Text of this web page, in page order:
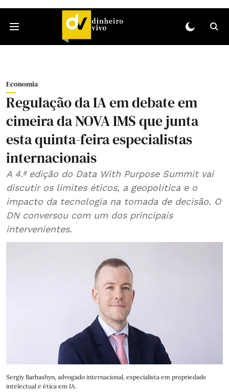
Economia
Regulação da IA em debate em
cimeira da NOVA IMS que junta
esta quinta-feira especialistas
internacionais
A 4.ª edição do Data With Purpose Summit vai
discutir os limites éticos, a geopolítica e o
impacto da tecnologia na tomada de decisão. O
DN conversou com um dos principais
intervenientes.
Sergiy Barbashyn, advogado internacional, especialista em propriedade
intelectual e ética em IA.